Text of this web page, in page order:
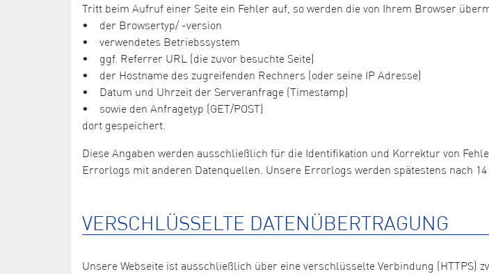
Tritt beim Aufruf einer Seite ein Fehler auf, so werden die von Ihrem Browser
• der Browsertyp/ -version
• verwendetes Betriebssystem
• ggf. Referrer URL (die zuvor besuchte Seite)
• der Hostname des zugreifenden Rechners (oder seine IP Adresse)
• Datum und Uhrzeit der Serveranfrage (Timestamp)
• sowie den Anfragetyp (GET/POST)
dort gespeichert.
Diese Angaben werden ausschließlich für die Identifikation und Korrektur von
Errorlogs mit anderen Datenquellen. Unsere Errorlogs werden spätestens nach 14
VERSCHLÜSSELTE DATENÜBERTRAGUNG
Unsere Webseite ist ausschließlich über eine verschlüsselte Verbindung (HTTPS)